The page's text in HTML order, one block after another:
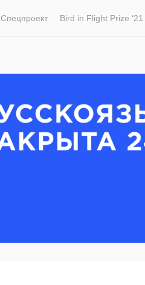
Спецпроект Bird in Flight Prize ‘21